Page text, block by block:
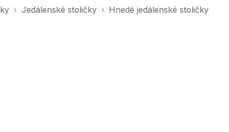
Jedálenské stoličky Hnedé jedálenské stoličky